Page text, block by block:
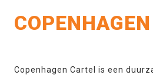
Copenhagen Cartel is een